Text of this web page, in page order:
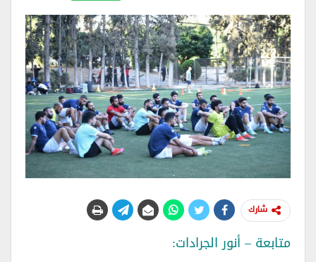
شارك
متابعة – أنور الجرادات: